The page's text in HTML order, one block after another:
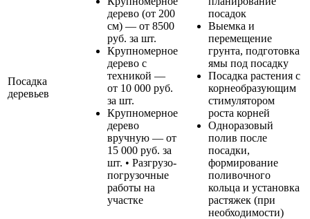
Посадка
деревьев
дерево (от 200
см) — от 8500
руб. за шт.
Крупномерное
дерево с
техникой —
от 10 000 руб.
за шт.
Крупномерное
дерево
вручную — от
15 000 руб. за
шт. • Разгрузо-
погрузочные
работы на
участке
посадок
Выемка и
перемещение
грунта, подготовка
ямы под посадку
Посадка растения с
корнеобразующим
стимулятором
роста корней
Одноразовый
полив после
посадки,
формирование
поливочного
кольца и установка
растяжек (при
необходимости)